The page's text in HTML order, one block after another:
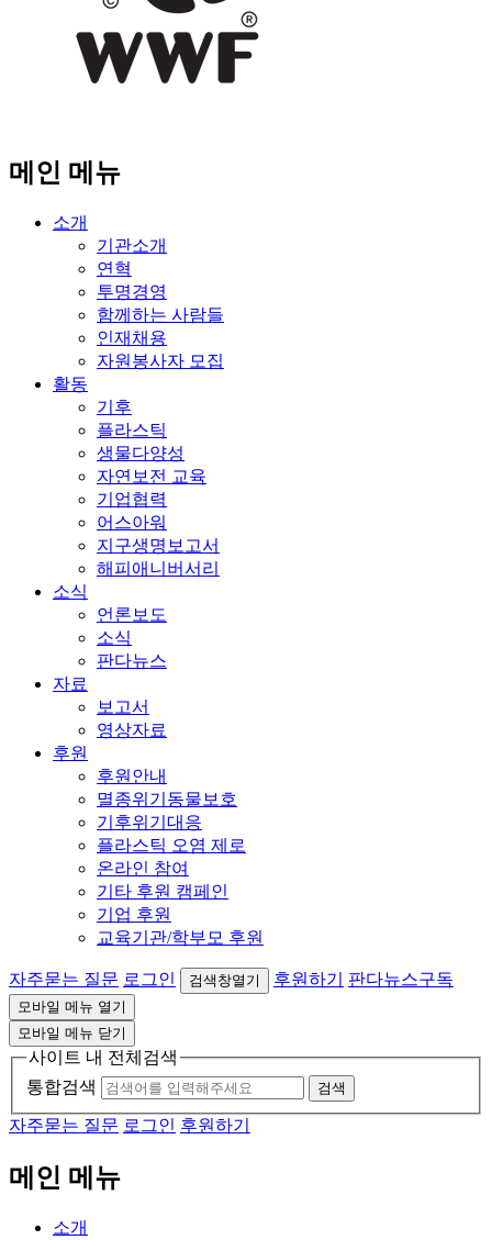
메인 메뉴
소개
기관소개
연혁
투명경영
함께하는 사람들
인재채용
자원봉사자 모집
활동
기후
플라스틱
생물다양성
자연보전 교육
기업협력
어스아워
지구생명보고서
해피애니버서리
소식
언론보도
소식
판다뉴스
자료
보고서
영상자료
후원
후원안내
멸종위기동물보호
기후위기대응
플라스틱 오염 제로
온라인 참여
기타 후원 캠페인
기업 후원
교육기관/학부모 후원
자주묻는 질문 로그인 검색창열기 후원하기 판다뉴스구독
모바일 메뉴 열기
모바일 메뉴 닫기
사이트 내 전체검색
통합검색
검색
자주묻는 질문 로그인 후원하기
메인 메뉴
소개